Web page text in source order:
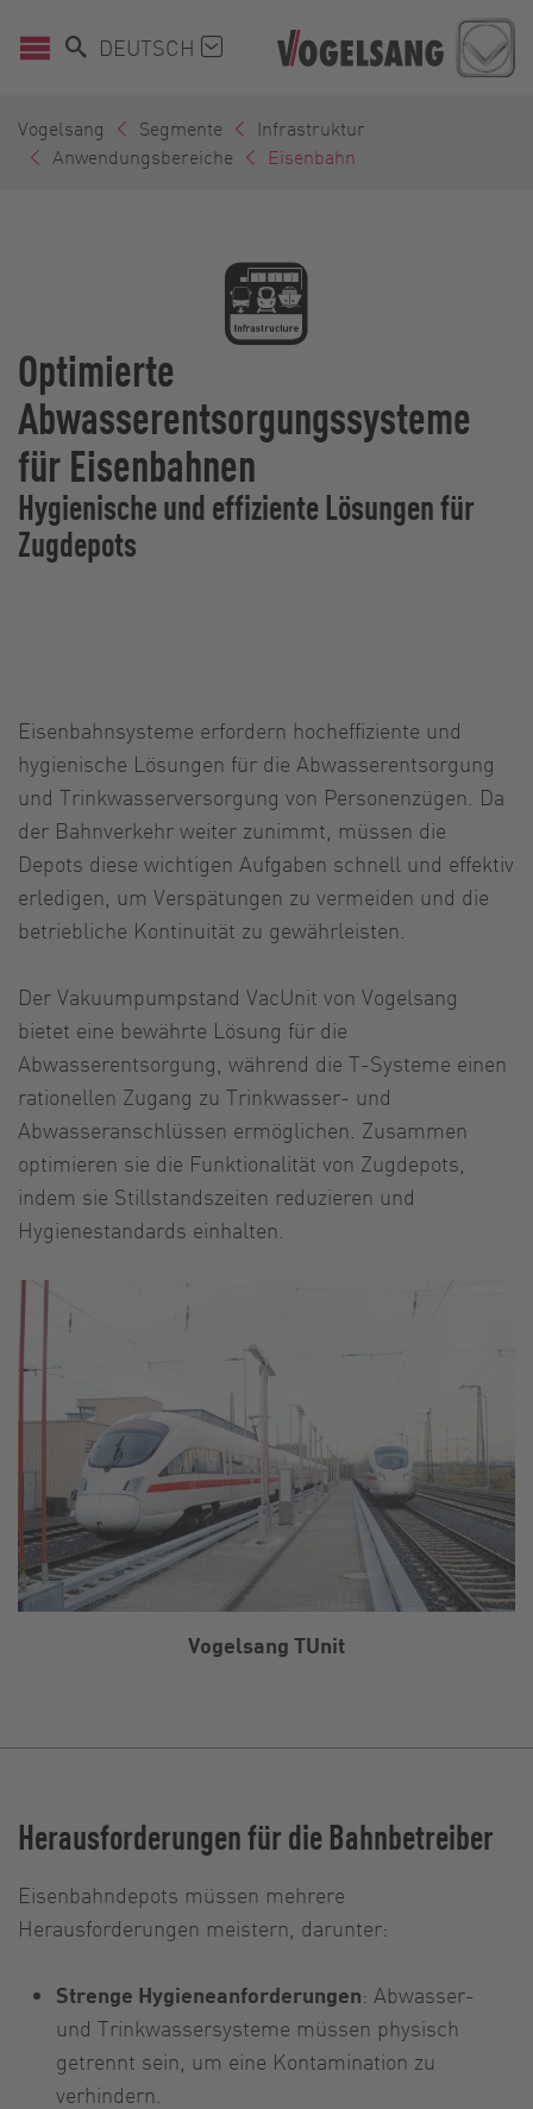
DEUTSCH
Vogelsang Segmente
Infrastruktur
Anwendungsbereiche
Eisenbahn
Optimierte
Abwasserentsorgungssysteme
für Eisenbahnen
Hygienische und effiziente Lösungen für
Zugdepots
Eisenbahnsysteme erfordern hocheffiziente und
hygienische Lösungen für die Abwasserentsorgung
und Trinkwasserversorgung von Personenzügen. Da
der Bahnverkehr weiter zunimmt, müssen die
Depots diese wichtigen Aufgaben schnell und effektiv
erledigen, um Verspätungen zu vermeiden und die
betriebliche Kontinuität zu gewährleisten.
Der Vakuumpumpstand VacUnit von Vogelsang
bietet eine bewährte Lösung für die
Abwasserentsorgung, während die T-Systeme einen
rationellen Zugang zu Trinkwasser- und
Abwasseranschlüssen ermöglichen. Zusammen
optimieren sie die Funktionalität von Zugdepots,
indem sie Stillstandszeiten reduzieren und
Hygienestandards einhalten.
Vogelsang TUnit
Herausforderungen für die Bahnbetreiber
Eisenbahndepots müssen mehrere
Herausforderungen meistern, darunter:
Strenge Hygieneanforderungen: Abwasser-
und Trinkwassersysteme müssen physisch
getrennt sein, um eine Kontamination zu
verhindern.